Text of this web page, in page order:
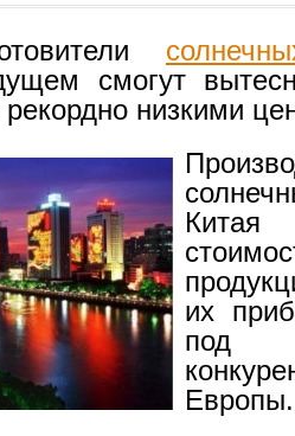
смогут
рекордно низкими
их
под
Европы.